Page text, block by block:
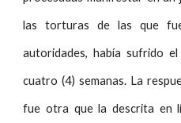
las torturas de las que
autoridades, había sufrido
cuatro (4) semanas. La
fue otra que la descrita en